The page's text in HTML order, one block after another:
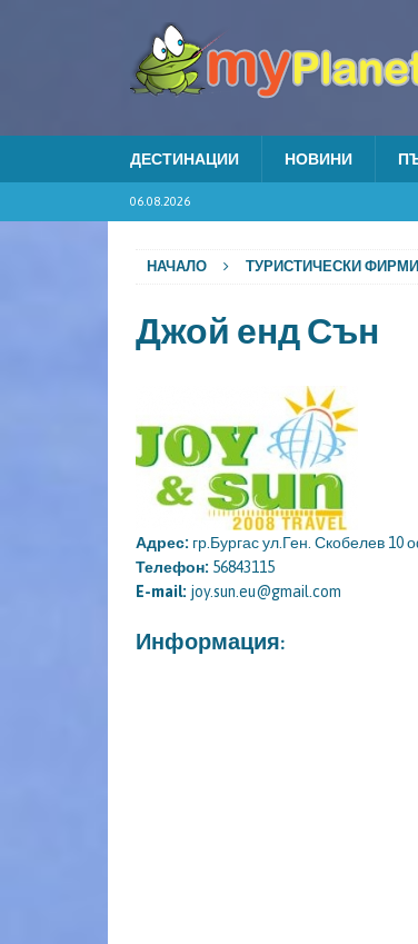
ДЕСТИНАЦИИ НОВИНИ
06.08.2026
НАЧАЛО ТУРИСТИЧЕСКИ ФИРМИ
Джой енд Сън
Адрес: гр.Бургас ул.Ген. Скобелев 10
Телефон: 56843115
E-mail: joy.sun.eu@gmail.com
Информация: